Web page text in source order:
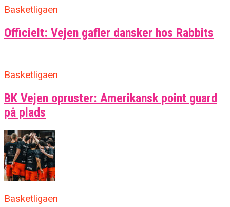
Basketligaen
Officielt: Vejen gafler dansker hos Rabbits
Basketligaen
BK Vejen opruster: Amerikansk point guard
på plads
Basketligaen